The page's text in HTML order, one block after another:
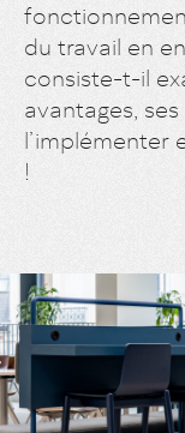
du travail en
consiste-t-il
avantages,
l’implémenter
!